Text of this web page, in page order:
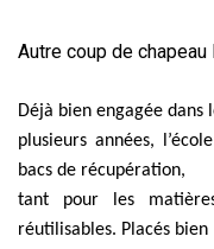
Autre coup de chapeau
Déjà bien engagée dans
plusieurs années,
bacs de récupération,
tant pour les
réutilisables. Placés bien